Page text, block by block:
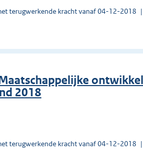
terugwerkende kracht vanaf 04-12-2018
2018
terugwerkende kracht vanaf 04-12-2018